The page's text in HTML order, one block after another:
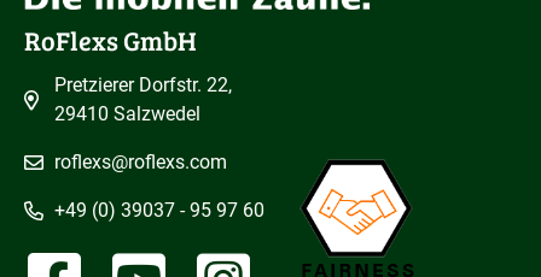
RoFlexs GmbH
Pretzierer Dorfstr. 22,
29410 Salzwedel
roflexs@roflexs.com
+49 (0) 39037 - 95 97 60